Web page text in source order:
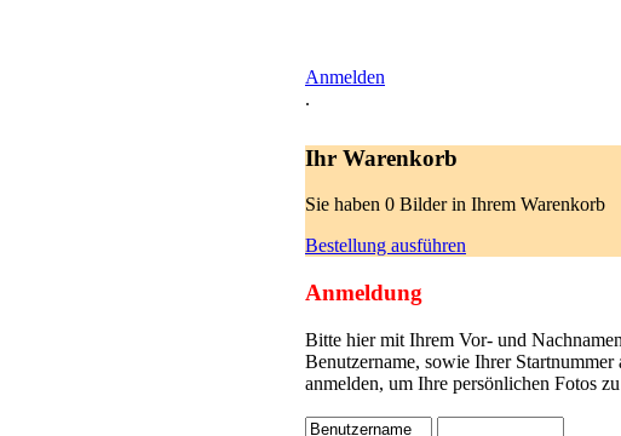
Anmelden
.
Ihr Warenkorb
Sie haben 0 Bilder in Ihrem Warenkorb
Bestellung ausführen
Anmeldung
Bitte hier mit Ihrem Vor- und
Benutzername, sowie Ihrer Startnummer
anmelden, um Ihre persönlichen Fotos zu